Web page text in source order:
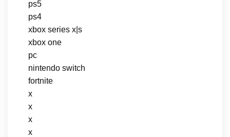
ps5
ps4
xbox series x|s
xbox one
pc
nintendo switch
fortnite
x
x
x
x